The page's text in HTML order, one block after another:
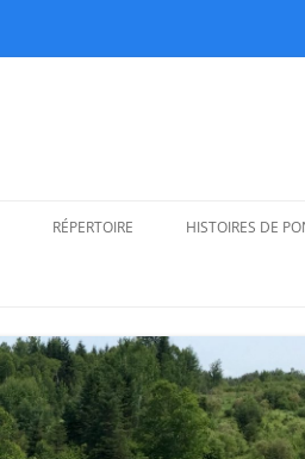
RÉPERTOIRE HISTOIRES DE